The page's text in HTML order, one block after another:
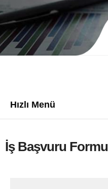
Hızlı Menü
İş Başvuru Formu